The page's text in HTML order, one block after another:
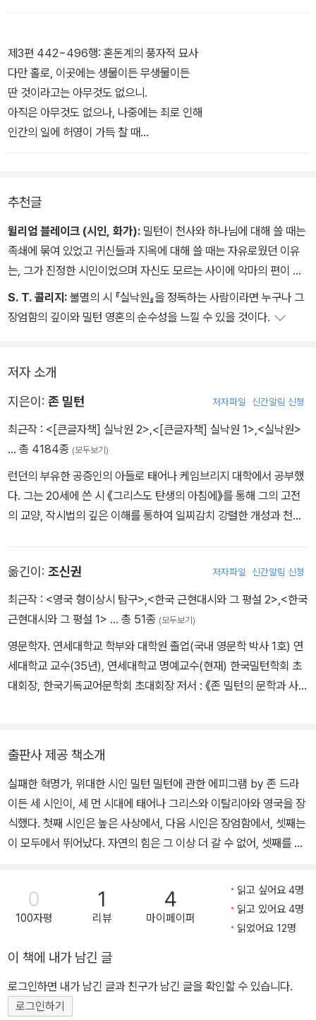
뒤로 걸머지고서. 그 넓은 원주(圓周)는
저녁에 망원경으로 페솔레의 산정이나 발다르노에서
얼룩진 구체(球體)안의 새로운 땅이나
강이나 산들을 찾아내려고
바라본 그 달처럼.
그의 창, 이에 비하면 거대한 군함의 돛대로 쓰기 위해
노르웨이의 산에서 베어낸 키 큰 소나무도
제3편 442~496행: 혼돈계의 풍자적 묘사
다만 홀로, 이곳에는 생물이든 무생물이든
딴 것이라고는 아무것도 없으니.
아직은 아무것도 없으나, 나중에는 죄로 인해
인간의 일에 허영이 가득 찰 때
땅에서 수많은 덧없고 헛된 것들이
영광이나 불후의 명예 또는 이 세상이나 저 세상의
행복에 대한 어리석은 희망을 쌓아 올리는 모든 자들이.
(……)
추천글
윌리엄 블레이크 (시인, 화가): 밀턴이 천사와 하나님에 대해 쓸 때는
족쇄에 묶여 있었고 귀신들과 지옥에 대해 쓸 때는 자유로웠던 이유
는, 그가 진정한 시인이었으며 자신도 모르는 사이에 악마의 편이 되
었기 때문이다.
S. T. 콜리지: 불멸의 시 『실낙원』을 정독하는 사람이라면 누구나 그
장엄함의 깊이와 밀턴 영혼의 순수성을 느낄 수 있을 것이다.
저자 소개
지은이: 존 밀턴 저자파일 신간알림 신청
최근작 : <[큰글자책] 실낙원 2>,<[큰글자책] 실낙원 1>,<실낙원>
… 총 4184종 (모두보기)
런던의 부유한 공증인의 아들로 태어나 케임브리지 대학에서 공부했
다. 그는 20세에 쓴 시 《그리스도 탄생의 아침에》를 통해 그의 고전
의 교양, 작시법의 깊은 이해를 통하여 일찌감치 강렬한 개성과 천재
담당관으로 국왕 처형을 둘러싼 외국의 비난에 맞섰다. 그는 처형만
은 면했지만 세상에서 버림받아 재산도 잃은 실의와 고독 속에서 서
사시 제작에 몰두했다. 눈이 보이지 않아 아내와 딸들에게 받아쓰게
편 《복낙원》, 극시 《투사 삼손》을 발표했다. 이 3대 작품을 완성한
후, 얼마 되지 않아 1674년에 생을 마감했다.
옮긴이: 조신권 저자파일 신간알림 신청
최근작 : <영국 형이상시 탐구>,<한국 근현대시와 그 평설 2>,<한국
근현대시와 그 평설 1> … 총 51종 (모두보기)
영문학자. 연세대학교 학부와 대학원 졸업(국내 영문학 박사 1호) 연
세대학교 교수(35년), 연세대학교 명예교수(현재) 한국밀턴학회 초
대회장, 한국기독교어문학회 초대회장 저서 : 《존 밀턴의 문학과 사
월의 향기》,《명작의 숲을 거닐며》 역서 : 《존 던의 시집》 외 다수 수
상 :조선문학 풍시조상, 창조문예문학상, 한국기독교학술원 기독학술
상, Pen문학상
출판사 제공 책소개
실패한 혁명가, 위대한 시인 밀턴 밀턴에 관한 에피그램 by 존 드라
이든 세 시인이, 세 먼 시대에 태어나 그리스와 이탈리아와 영국을 장
식했다. 첫째 시인은 높은 사상에서, 다음 시인은 장엄함에서, 셋째는
이 모두에서 뛰어났다. 자연의 힘은 그 이상 더 갈 수 없어, 셋째를 낳
적 학문의 보고를 깊은 종교적 감정의 부활과 결합시킨 위대한 작가
였다. 그는 일생을 통해 그리스와 로마에 의해 대표되는 이교주의와
기독교 정신 사이의 긴장을 느꼈고, 그것을 통합하려는 노력의 최종
시기인 30, 40대를 정치적 종교적 투쟁의 중심에서 보내면서 그의
아까운 시재(詩才)를 혁명의 이상을 위해 양보했고, 혁명의 실패와
40대 중반에 찾아온 실명이라는 엄청난 재난에 굴하지 않고 말년까
0
100자평
1
리뷰
4
마이페이퍼
읽고 싶어요 4명
읽고 있어요 4명
읽었어요 12명
이 책에 내가 남긴 글
로그인하면 내가 남긴 글과 친구가 남긴 글을 확인할 수 있습니다.
로그인하기